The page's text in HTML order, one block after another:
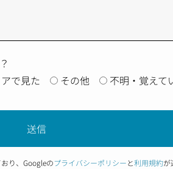
で見た その他 不明・覚えて
り、Googleのプライバシーポリシーと利用規約が